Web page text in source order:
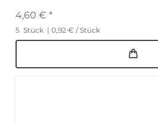
4,60 € *
5 Stück | 0,92 € / Stück